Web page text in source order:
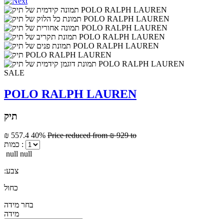
SALE
POLO RALPH LAUREN
תיק
₪ 557.4 40% Price reduced from₪ 929 to
כמות :
null null
:צבע
כחול
בחר מידה
מידה